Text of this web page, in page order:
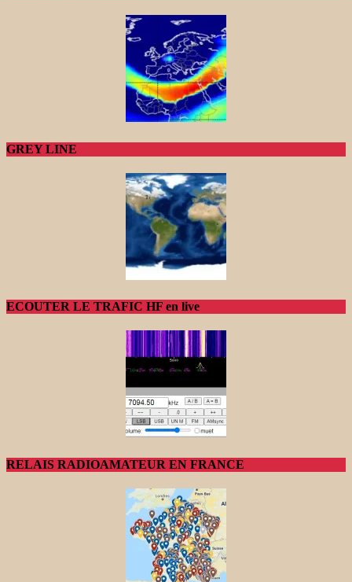
GREY LINE
ECOUTER LE TRAFIC HF en live
RELAIS RADIOAMATEUR EN FRANCE